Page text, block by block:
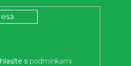
s podmínkami